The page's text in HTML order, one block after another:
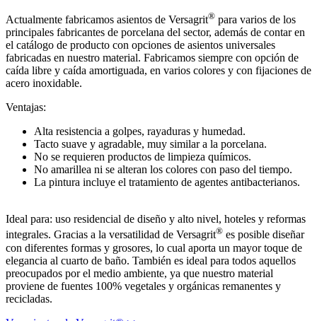
Actualmente fabricamos asientos de Versagrit® para varios de los
principales fabricantes de porcelana del sector, además de contar en
el catálogo de producto con opciones de asientos universales
fabricadas en nuestro material. Fabricamos siempre con opción de
caída libre y caída amortiguada, en varios colores y con fijaciones de
acero inoxidable.
Ventajas:
Alta resistencia a golpes, rayaduras y humedad.
Tacto suave y agradable, muy similar a la porcelana.
No se requieren productos de limpieza químicos.
No amarillea ni se alteran los colores con paso del tiempo.
La pintura incluye el tratamiento de agentes antibacterianos.
Ideal para: uso residencial de diseño y alto nivel, hoteles y reformas
integrales. Gracias a la versatilidad de Versagrit® es posible diseñar
con diferentes formas y grosores, lo cual aporta un mayor toque de
elegancia al cuarto de baño. También es ideal para todos aquellos
preocupados por el medio ambiente, ya que nuestro material
proviene de fuentes 100% vegetales y orgánicas remanentes y
recicladas.